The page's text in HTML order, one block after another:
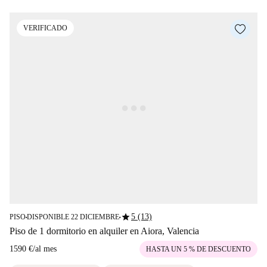
VERIFICADO
PISO■DISPONIBLE 22 DICIEMBRE■star5 (13)
Piso de 1 dormitorio en alquiler en Aiora, Valencia
1590 €/al mes HASTA UN 5 % DE DESCUENTO